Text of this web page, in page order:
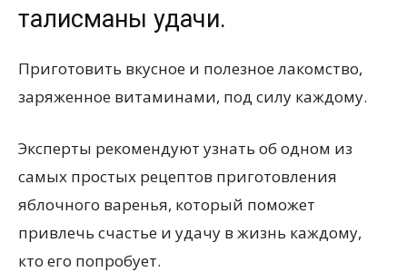
талисманы удачи.
Приготовить вкусное и полезное лакомство,
заряженное витаминами, под силу каждому.
Эксперты рекомендуют узнать об одном из
самых простых рецептов приготовления
яблочного варенья, который поможет
привлечь счастье и удачу в жизнь каждому,
кто его попробует.